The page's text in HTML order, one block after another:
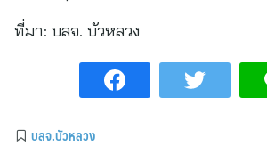
ที่มา: บลจ. บัวหลวง
บลจ.บัวหลวง